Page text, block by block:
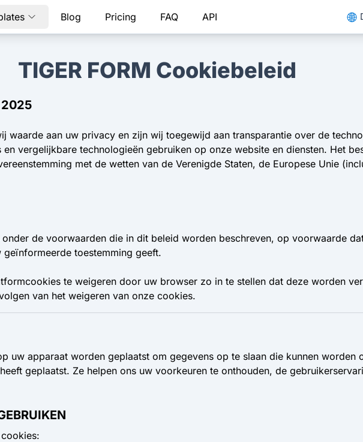
Blog Pricing FAQ API
TIGER FORM Cookiebeleid
waarde aan uw privacy en zijn wij toegewijd aan transparantie over de
vergelijkbare technologieën gebruiken op onze website en diensten. Het
met de wetten van de Verenigde Staten, de Europese Unie
de voorwaarden die in dit beleid worden beschreven, op voorwaarde
toestemming geeft.
te weigeren door uw browser zo in te stellen dat deze worden
van het weigeren van onze cookies.
uw apparaat worden geplaatst om gegevens op te slaan die kunnen worden
geplaatst. Ze helpen ons uw voorkeuren te onthouden, de